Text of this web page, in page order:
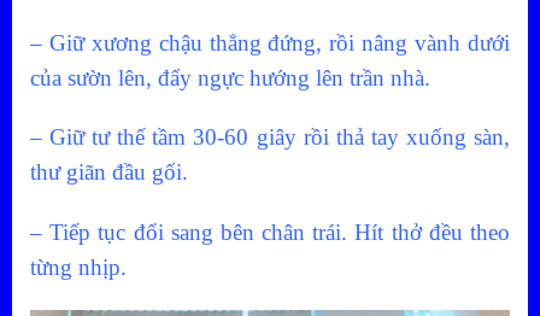
– Giữ xương chậu thẳng đứng, rồi nâng vành dưới
của sườn lên, đẩy ngực hướng lên trần nhà.
– Giữ tư thế tầm 30-60 giây rồi thả tay xuống sàn,
thư giãn đầu gối.
– Tiếp tục đổi sang bên chân trái. Hít thở đều theo
từng nhịp.